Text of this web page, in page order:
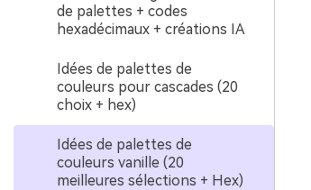
de palettes + codes
hexadécimaux + créations IA
Idées de palettes de
couleurs pour cascades (20
choix + hex)
Idées de palettes de
couleurs vanille (20
meilleures sélections + Hex)